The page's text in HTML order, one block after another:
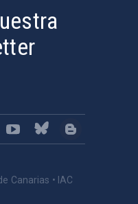
Canarias • IAC